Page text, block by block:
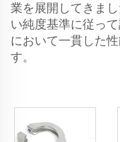
業を展開してきま
い純度基準に従っ
において一貫した
す。